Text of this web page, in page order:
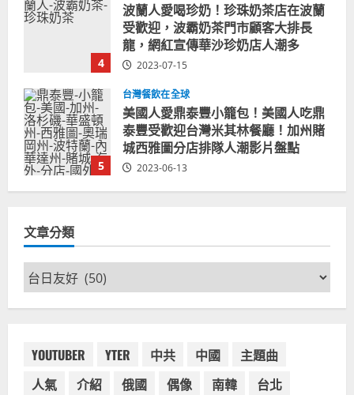
5
美國人愛鼎泰豐小籠包！美國人吃鼎
泰豐受歡迎台灣米其林餐廳！加州賭
城西雅圖分店排隊人潮影片盤點
2023-06-13
1
台灣餐飲在全球 國外時事
拜登喝珍奶！美國總統喝珍珠奶茶！
造訪賭城拉斯維加斯波霸奶茶店！
愛瘋、珍珠奶茶門市顧客大排長龍
2024-01-27
方影片！日出茶太CHATIME澳洲限定
2023-08-03
文章分類
文
章
分
YOUTUBER YTER 中共 中國
主題曲
人氣
介紹 俄國 偶像 南韓
台北